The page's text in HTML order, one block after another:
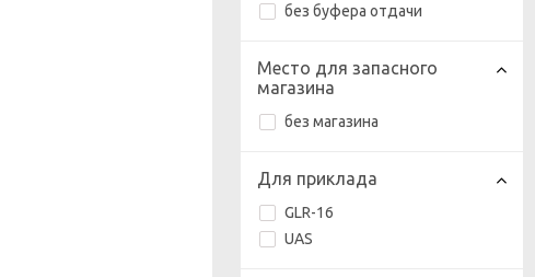
без буфера отдачи
Место для запасного
магазина
без магазина
Для приклада
GLR-16
UAS